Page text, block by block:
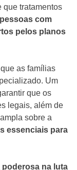
que tratamentos
pessoas com
pelos planos
as famílias
Um
que os
legais, além de
sobre a
essenciais para
poderosa na luta